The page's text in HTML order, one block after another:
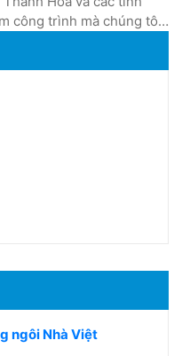
công trình mà chúng tôi
đánh giá cao về chất
ngôi Nhà Việt